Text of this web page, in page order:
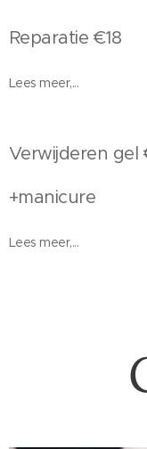
Reparatie €18
Lees meer,...
Verwijderen gel
+manicure
Lees meer,...